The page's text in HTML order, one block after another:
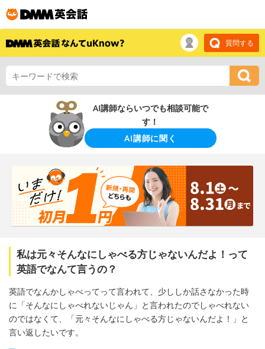
質問する
AI講師ならいつでも相談可能で
す！
AI講師に聞く
私は元々そんなにしゃべる方じゃないんだよ！って
英語でなんて言うの？
英語でなんかしゃべってって言われて、少ししか話さなかった時
に「そんなにしゃべれないじゃん」と言われたのでしゃべれない
のではなくて、「元々そんなにしゃべる方じゃないんだよ！」と
言い返したいです。